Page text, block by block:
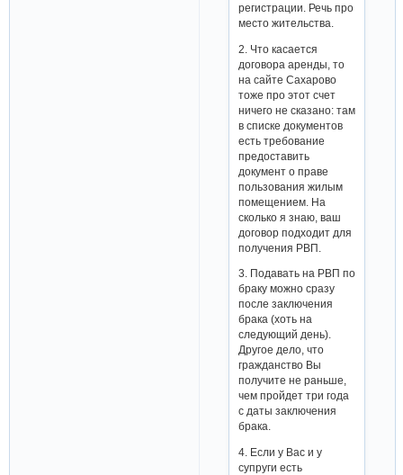
регистрации. Речь про
место жительства.
2. Что касается
договора аренды, то
на сайте Сахарово
тоже про этот счет
ничего не сказано: там
в списке документов
есть требование
предоставить
документ о праве
пользования жилым
помещением. На
сколько я знаю, ваш
договор подходит для
получения РВП.
3. Подавать на РВП по
браку можно сразу
после заключения
брака (хоть на
следующий день).
Другое дело, что
гражданство Вы
получите не раньше,
чем пройдет три года
с даты заключения
брака.
4. Если у Вас и у
супруги есть